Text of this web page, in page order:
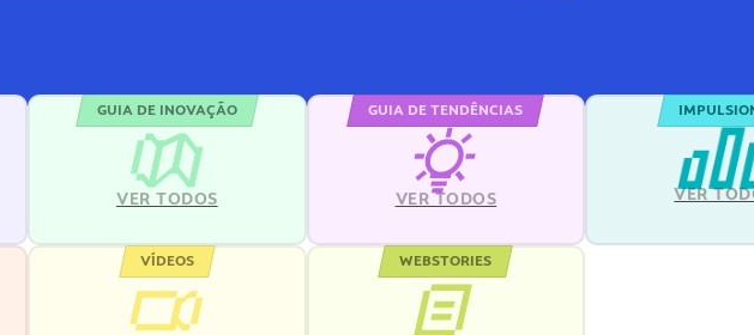
GUIA DE INOVAÇÃO
VER TODOS
GUIA DE TENDÊNCIAS
VER TODOS VER
VÍDEOS WEBSTORIES